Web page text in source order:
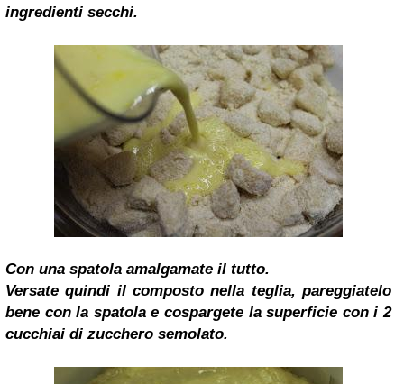
ingredienti secchi.
Con una spatola amalgamate il tutto.
Versate quindi il composto nella teglia, pareggiatelo
bene con la spatola e cospargete la superficie con i 2
cucchiai di zucchero semolato.